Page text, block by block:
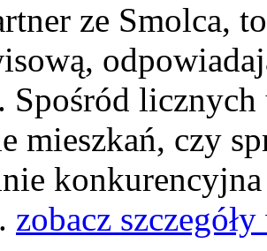
ze Smolca,
licznych
mieszkań, czy
zobacz